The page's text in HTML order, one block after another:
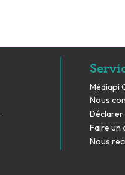
Médiapi
Nous
Déclarer
Faire un
Nous